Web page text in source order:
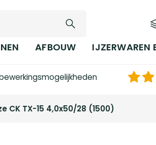
AFBOUW IJZERWAREN
CK TX-15 4,0x50/28 (1500)